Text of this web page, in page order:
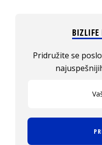
BIZLIFE
Pridružite se